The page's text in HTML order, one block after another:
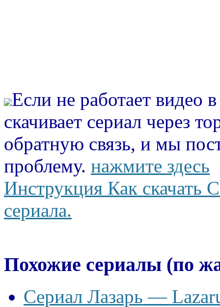
Если не работает видео
скачивает сериал через
обратную связь, и мы
проблему. нажмите здесь
Инструкция Как скачать
сериала.
Похожие сериалы (по
Сериал Лазарь —